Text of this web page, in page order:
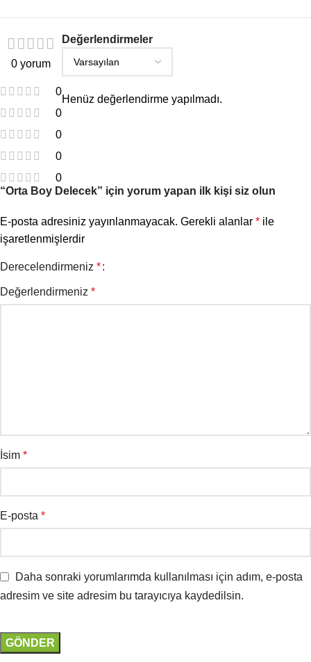
0 yorum
0
0
0
0
0
Değerlendirmeler
Henüz değerlendirme yapılmadı.
“Orta Boy Delecek” için yorum yapan ilk kişi siz olun
E-posta adresiniz yayınlanmayacak. Gerekli alanlar * ile
işaretlenmişlerdir
Derecelendirmeniz *
Değerlendirmeniz *
İsim *
E-posta *
Daha sonraki yorumlarımda kullanılması için adım, e-posta
adresim ve site adresim bu tarayıcıya kaydedilsin.